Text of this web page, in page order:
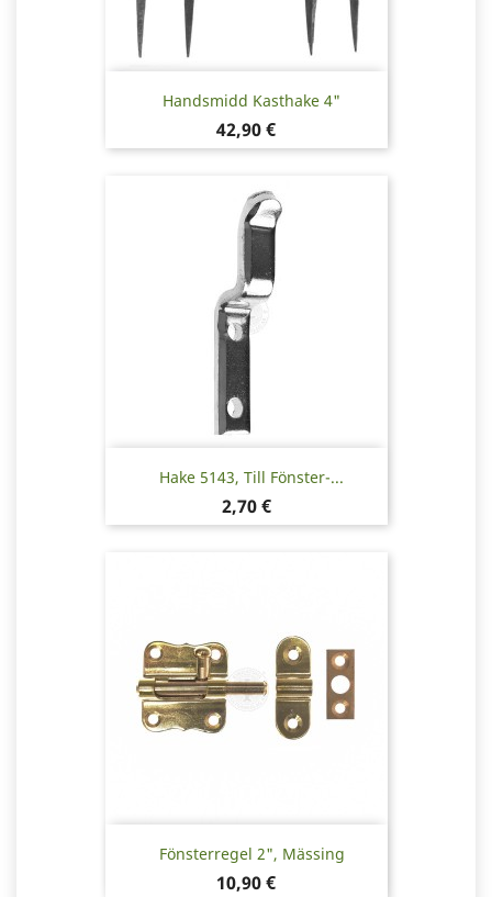
Handsmidd Kasthake 4"
Pris
42,90 €
Hake 5143, Till Fönster-...
Pris
2,70 €
Fönsterregel 2", Mässing
Pris
10,90 €